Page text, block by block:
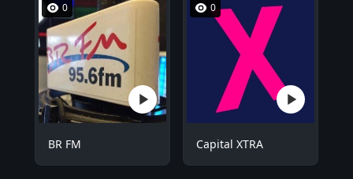
0
BR FM
0
Capital XTRA